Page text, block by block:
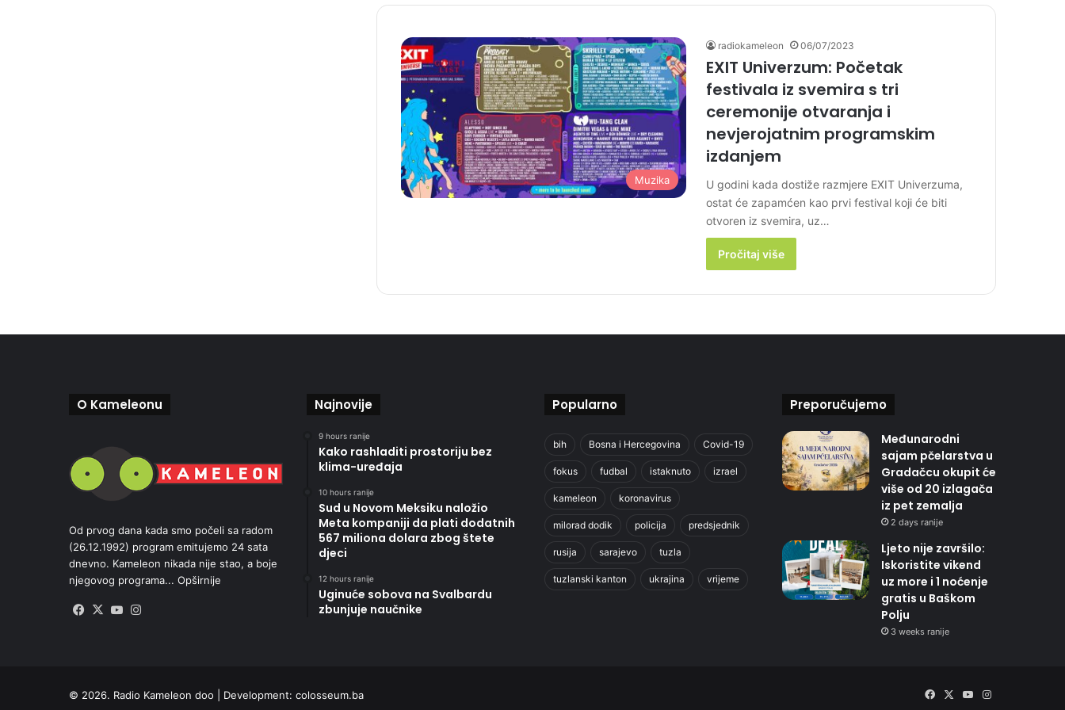
Muzika
radiokameleon 06/07/2023
EXIT Univerzum: Početak
festivala iz svemira s tri
ceremonije otvaranja i
nevjerojatnim programskim
izdanjem
U godini kada dostiže razmjere EXIT Univerzuma,
ostat će zapamćen kao prvi festival koji će biti
otvoren iz svemira, uz…
Pročitaj više
O Kameleonu
Od prvog dana kada smo počeli sa radom
(26.12.1992) program emitujemo 24 sata
dnevno. Kameleon nikada nije stao, a boje
njegovog programa... Opširnije
Facebook
X YouTube
Najnovije
9 hours ranije
Kako rashladiti prostoriju bez
klima-uređaja
10 hours ranije
Sud u Novom Meksiku naložio
Meta kompaniji da plati dodatnih
567 miliona dolara zbog štete
djeci
12 hours ranije
Uginuće sobova na Svalbardu
zbunjuje naučnike
Popularno
bih Bosna i Hercegovina Covid-19
fokus fudbal istaknuto izrael
kameleon koronavirus
milorad dodik policija predsjednik
rusija sarajevo tuzla
tuzlanski kanton ukrajina vrijeme
Preporučujemo
Međunarodni
sajam pčelarstva u
Gradačcu okupit će
više od 20 izlagača
iz pet zemalja
2 days ranije
Ljeto nije završilo:
Iskoristite vikend
uz more i 1 noćenje
gratis u Baškom
Polju
3 weeks ranije
© 2026. Radio Kameleon doo | Development: colosseum.ba FacebookYouTubeInstagram